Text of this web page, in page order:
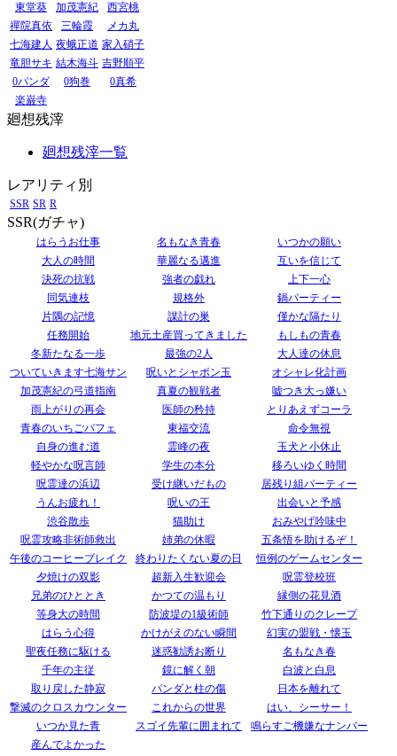
東堂葵 加茂憲紀
西宮桃
禪院真依
三輪霞
メカ丸
七海建人 夜蛾正道 家入硝子
竜胆サキ 結木海斗 吉野順平
0パンダ
0狗巻
0真希
楽巌寺
廻想残滓
廻想残滓一覧
レアリティ別
SSR SR R
SSR(ガチャ)
はらうお仕事 名もなき青春
いつかの願い
大人の時間
華麗なる邁進
互いを信じて
決死の抗戦
強者の戯れ
上下一心
同気連枝
規格外
鍋パーティー
片隅の記憶
謀計の巣
僅かな隔たり
任務開始
地元土産買ってきました
もしもの青春
冬新たなる一歩
最強の2人
大人達の休息
ついていきます七海サン
呪いとシャボン玉
オシャレ化計画
加茂憲紀の弓道指南
真夏の観戦者
嘘つき大っ嫌い
雨上がりの再会
医師の矜持
とりあえずコーラ
青春のいちごパフェ
東福交流
命令無視
自身の進む道
霊峰の夜
玉犬と小休止
軽やかな呪言師
学生の本分
移ろいゆく時間
呪霊達の浜辺
受け継いだもの
居残り組パーティー
うんお疲れ！
呪いの王
出会いと予感
渋谷散歩
猫助け
おみやげ吟味中
呪霊攻略非術師救出
姉弟の休暇
五条悟を助けるぞ！
午後のコーヒーブレイク
終わりたくない夏の日
恒例のゲームセンター
夕焼けの双影
超新入生歓迎会
呪霊登校班
兄弟のひととき
かつての温もり
縁側の花見酒
等身大の時間
防波堤の1級術師
竹下通りのクレープ
はらう心得
かけがえのない瞬間
幻実の盟戦・懐玉
聖夜任務に駆ける
迷惑勧誘お断り
名もなき春
千年の主従
鏡に解く朝
白波と白息
取り戻した静寂
パンダと柱の傷
日本を離れて
撃滅のクロスカウンター
これからの世界
はい、シーサー！
いつか見た青
スゴイ先輩に囲まれて
鳴らすご機嫌なナンバー
産んでよかった